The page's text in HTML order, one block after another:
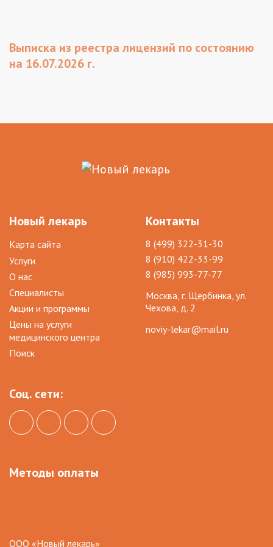
Выписка из реестра лицензий по состоянию
на 16.07.2026 г.
Новый лекарь
Карта сайта
Услуги
О нас
Специалисты
Акции и программы
Цены на услуги
медицинского центра
Поиск
Контакты
8 (499) 322-31-30
8 (910) 422-33-99
8 (985) 993-77-77
Москва, г. Щербинка, ул.
Чехова, д. 2
noviy-lekar@mail.ru
Соц. сети:
Методы оплаты
ООО «Новый лекарь»